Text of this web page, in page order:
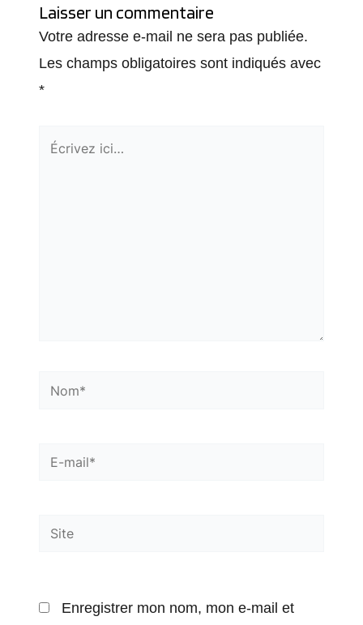
Laisser un commentaire
Votre adresse e-mail ne sera pas publiée.
Les champs obligatoires sont indiqués avec
*
Écrivez
Nom*
E-
Site
Enregistrer mon nom, mon e-mail et